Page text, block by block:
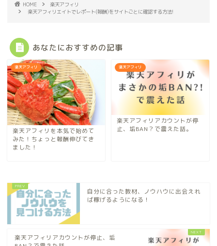
HOME
楽天アフィリ
楽天アフィリエイトでレポート(報酬)をサイトごとに確認する方法!
あなたにおすすめの記事
楽天アフィリ
楽天アフィリを本気で始めて
みた！ちょっと報酬伸びてき
ました！
楽天アフィリ
楽天アフィリアカウントが停
止、垢BAN？で震えた話。
自分に合った教材、ノウハウに出会えれ
ば稼げるようになる！
楽天アフィリアカウントが停止、垢